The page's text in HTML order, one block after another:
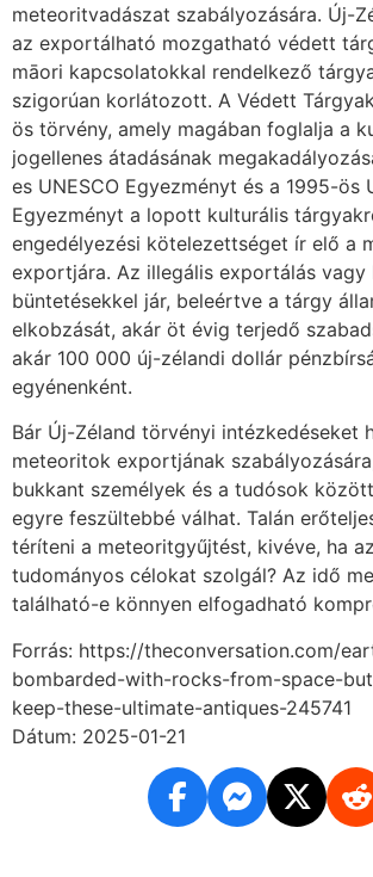
meteoritvadászat szabályozására. Új-
az exportálható mozgatható védett
māori kapcsolatokkal rendelkező
szigorúan korlátozott. A Védett
ös törvény, amely magában foglalja a
jogellenes átadásának
es UNESCO Egyezményt és a 1995-ös
Egyezményt a lopott kulturális
engedélyezési kötelezettséget ír elő a
exportjára. Az illegális exportálás vagy
büntetésekkel jár, beleértve a tárgy
elkobzását, akár öt évig terjedő
akár 100 000 új-zélandi dollár
egyénenként.
Bár Új-Zéland törvényi intézkedéseket
meteoritok exportjának
bukkant személyek és a tudósok
egyre feszültebbé válhat. Talán
téríteni a meteoritgyűjtést, kivéve, ha
tudományos célokat szolgál? Az idő
található-e könnyen elfogadható
Forrás: https://theconversation.com/
bombarded-with-rocks-from-space-
keep-these-ultimate-antiques-245741
Dátum: 2025-01-21